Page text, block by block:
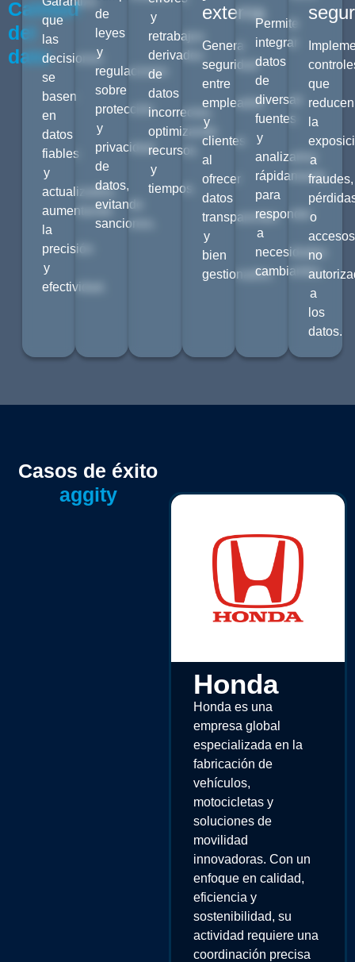
Calidad
del
dato
que
las
decisiones
se
basen
en
datos
fiables
y
actualizados,
aumentando
la
precisión
y
efectividad.
de
leyes
y
regulaciones
sobre
protección
y
privacidad
de
datos,
evitando
sanciones.
y
retrabajos
derivados
de
datos
incorrectos,
optimizando
recursos
y
tiempos.
externa
Genera
seguridad
entre
empleados
y
clientes
al
ofrecer
datos
transparentes
y
bien
gestionados.
Permite
integrar
datos
de
diversas
fuentes
y
analizarlos
rápidamente
para
responder
a
necesidades
cambiantes.
que
reducen
la
a
fraudes,
o
accesos
no
a
los
datos.
Casos de éxito
aggity
Honda
Honda es una
empresa global
especializada en la
fabricación de
vehículos,
motocicletas y
soluciones de
movilidad
innovadoras. Con un
enfoque en calidad,
eficiencia y
sostenibilidad, su
actividad requiere una
coordinación precisa